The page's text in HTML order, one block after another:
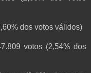
dos votos válidos)
votos (2,54% dos